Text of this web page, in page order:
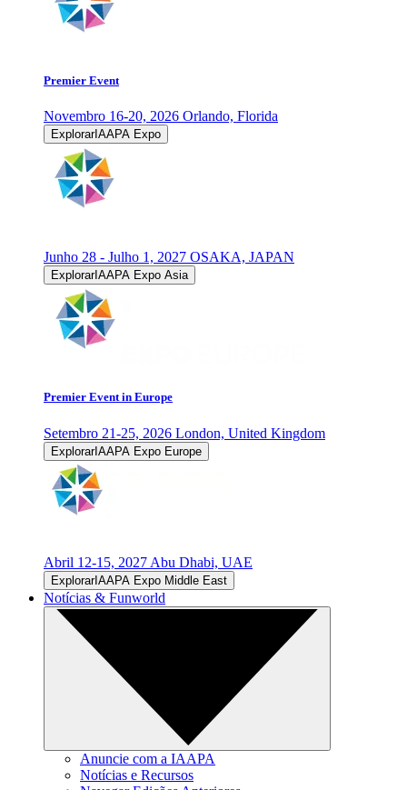
Premier Event
Novembro 16-20, 2026 Orlando, Florida
ExplorarIAAPA Expo
Junho 28 - Julho 1, 2027 OSAKA, JAPAN
ExplorarIAAPA Expo Asia
Premier Event in Europe
Setembro 21-25, 2026 London, United Kingdom
ExplorarIAAPA Expo Europe
Abril 12-15, 2027 Abu Dhabi, UAE
ExplorarIAAPA Expo Middle East
Notícias & Funworld
Anuncie com a IAAPA
Notícias e Recursos